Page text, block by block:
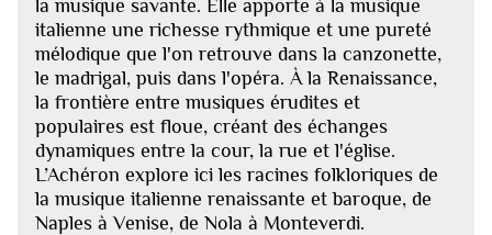
italienne une richesse rythmique et une pureté
mélodique que l'on retrouve dans la canzonette,
le madrigal, puis dans l'opéra. À la Renaissance,
la frontière entre musiques érudites et
populaires est floue, créant des échanges
dynamiques entre la cour, la rue et l'église.
L’Achéron explore ici les racines folkloriques de
la musique italienne renaissante et baroque, de
Naples à Venise, de Nola à Monteverdi.